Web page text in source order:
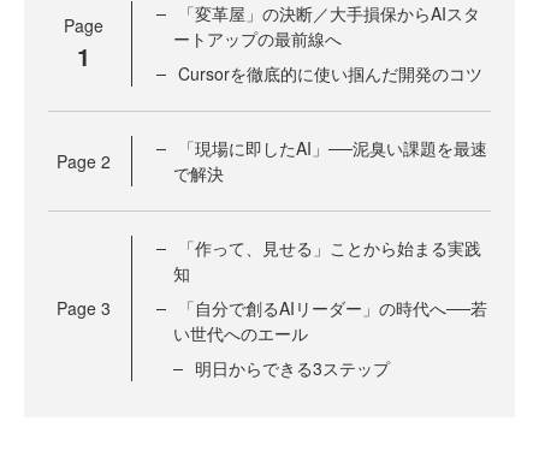
Page
1
「変革屋」の決断／大手損保からAIスタ
ートアップの最前線へ
Cursorを徹底的に使い掴んだ開発のコツ
Page 2
「現場に即したAI」──泥臭い課題を最速
で解決
Page 3
「作って、見せる」ことから始まる実践
知
「自分で創るAIリーダー」の時代へ──若
い世代へのエール
明日からできる3ステップ